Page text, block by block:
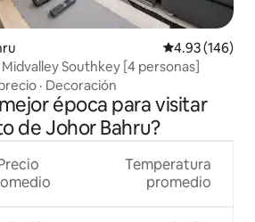
Calificación
4.93 (146)
Southkey [4 personas]
· Decoración
época para visitar
de Johor Bahru?
Temperatura
promedio